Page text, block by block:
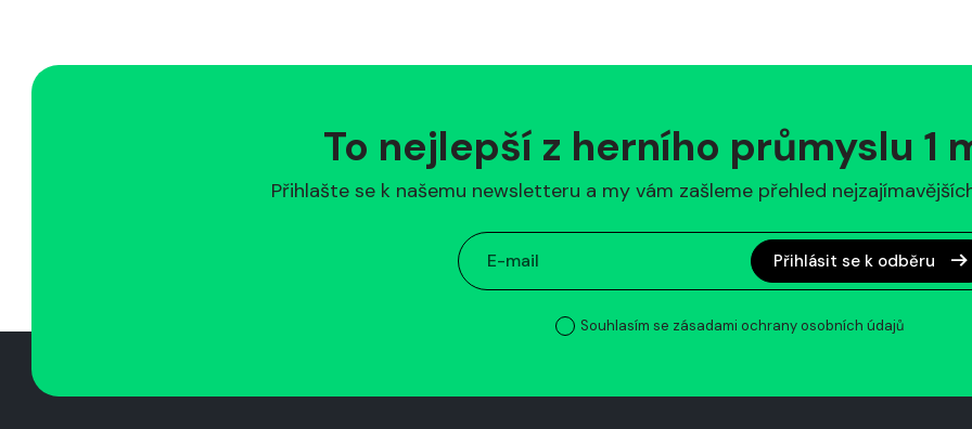
To nejlepší z herního průmyslu 1
Přihlašte se k našemu newsletteru a my vám zašleme přehled
Přihlásit se k odběru
Souhlasím se zásadami ochrany osobních údajů